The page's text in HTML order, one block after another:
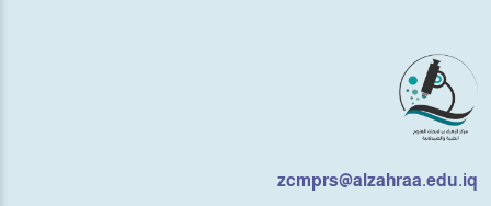
zcmprs@alzahraa.edu.iq